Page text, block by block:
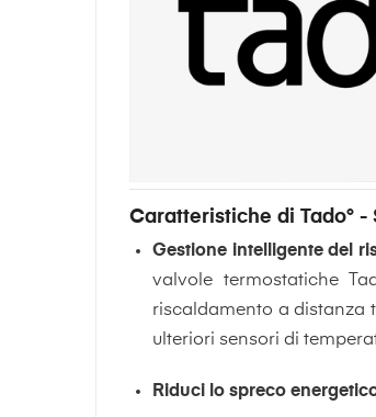
Caratteristiche di Tado° -
Gestione intelligente del
valvole termostatiche
riscaldamento a distanza
ulteriori sensori di
Riduci lo spreco